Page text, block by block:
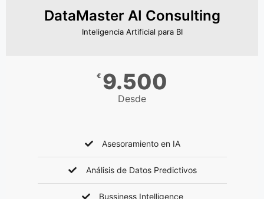
DataMaster AI Consulting
Inteligencia Artificial para BI
€ 9.500
Desde
Asesoramiento en IA
Análisis de Datos Predictivos
Bussiness Intelligence